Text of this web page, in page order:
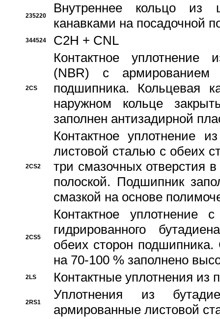
235220
Внутреннее кольцо из
канавками на посадочной
344524 C2H + CNL
2CS
Контактное уплотнение
(NBR) с
подшипника. Кольцевая
наружном кольце
заполнен антизадирной
2CS2
Контактное уплотнение
листовой сталью с обеих
три смазочных отверстия
полоской. Подшипник
смазкой на основе
2CS5
Контактное уплотнение
гидрированного
обеих сторон
на 70-100 % заполнено
2LS Контактные уплотнения из
2RS1
Уплотнения из
армированные листовой